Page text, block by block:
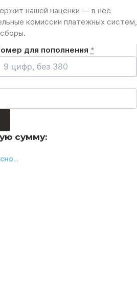
нашей наценки — в нее
комиссии платежных систем,
для пополнения *
сумму: